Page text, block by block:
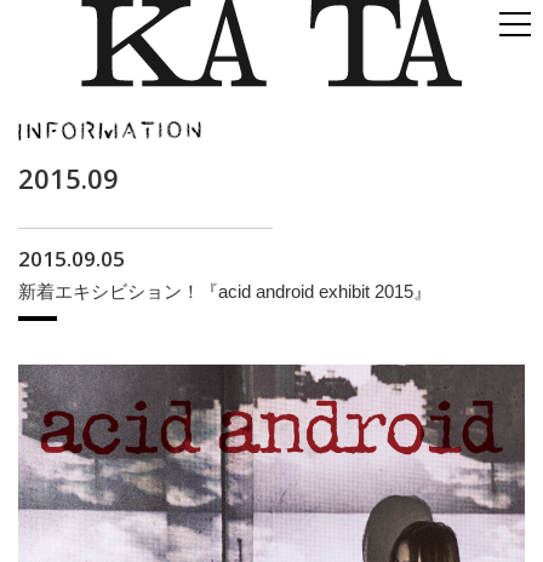
2015.09
2015.09.05
新着エキシビション！『acid android exhibit 2015』